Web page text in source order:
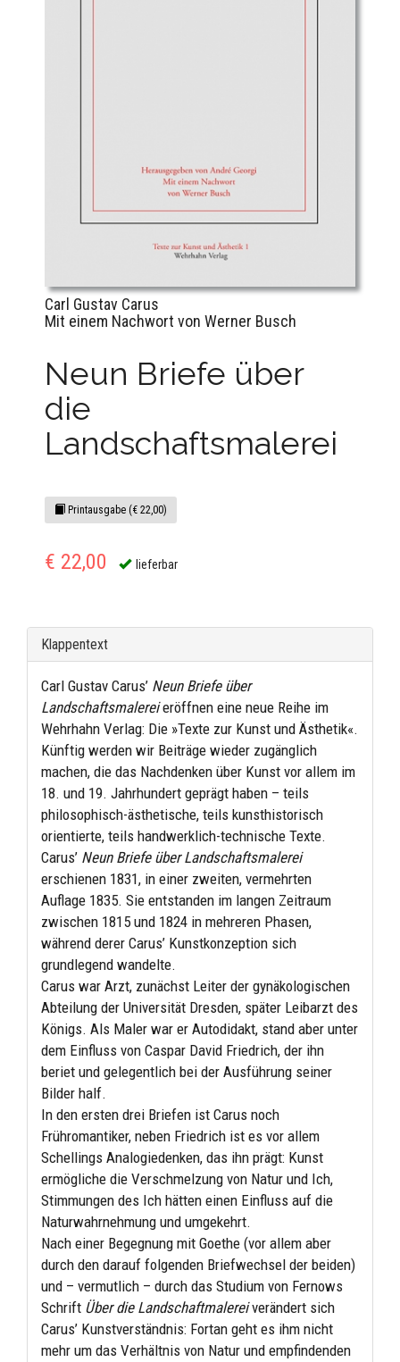
Carl Gustav Carus
Mit einem Nachwort von Werner Busch
Neun Briefe über
die
Landschaftsmalerei
Printausgabe (€ 22,00)
€ 22,00 lieferbar
Klappentext
Carl Gustav Carus’ Neun Briefe über
Landschaftsmalereieröffnen eine neue Reihe im
Wehrhahn Verlag: Die »Texte zur Kunst und Ästhetik«.
Künftig werden wir Beiträge wieder zugänglich
machen, die das Nachdenken über Kunst vor allem im
18. und 19. Jahrhundert geprägt haben – teils
philosophisch-ästhetische, teils kunsthistorisch
orientierte, teils handwerklich-technische Texte.
Carus’ Neun Briefe über Landschaftsmalerei
erschienen 1831, in einer zweiten, vermehrten
Auflage 1835. Sie entstanden im langen Zeitraum
zwischen 1815 und 1824 in mehreren Phasen,
während derer Carus’ Kunstkonzeption sich
grundlegend wandelte.
Carus war Arzt, zunächst Leiter der gynäkologischen
Abteilung der Universität Dresden, später Leibarzt des
Königs. Als Maler war er Autodidakt, stand aber unter
dem Einfluss von Caspar David Friedrich, der ihn
beriet und gelegentlich bei der Ausführung seiner
Bilder half.
In den ersten drei Briefen ist Carus noch
Frühromantiker, neben Friedrich ist es vor allem
Schellings Analogiedenken, das ihn prägt: Kunst
ermögliche die Verschmelzung von Natur und Ich,
Stimmungen des Ich hätten einen Einfluss auf die
Naturwahrnehmung und umgekehrt.
Nach einer Begegnung mit Goethe (vor allem aber
durch den darauf folgenden Briefwechsel der beiden)
und – vermutlich – durch das Studium von Fernows
Schrift Über die Landschaftmalereiverändert sich
Carus’ Kunstverständnis: Fortan geht es ihm nicht
mehr um das Verhältnis von Natur und empfindenden